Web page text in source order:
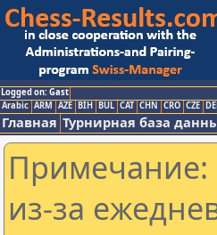
Logged on: Gast
Arabic ARM AZE BIH BUL CAT CHN CRO CZE
Главная Турнирная база
Примечание:
из-за